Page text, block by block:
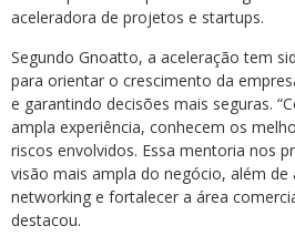
aceleradora de projetos e startups.
Segundo Gnoatto, a aceleração tem
para orientar o crescimento da
e garantindo decisões mais seguras.
ampla experiência, conhecem os
riscos envolvidos. Essa mentoria nos
visão mais ampla do negócio, além de
networking e fortalecer a área
destacou.